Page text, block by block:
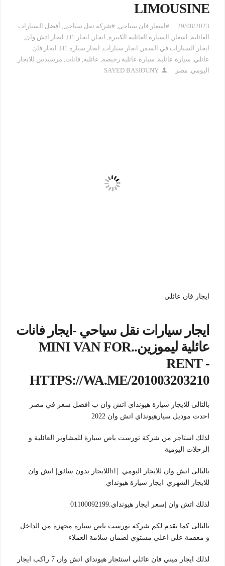
LIMOUSINE
29/08/2023 #اسعار فان سياحى #شركة نقل سياحى
أفضل السيارات
العائلية
اسعار السيارة العائلية الكبيرة ايجار ايجار H1 ايجار اتش وان
ايجار السيارات في السفر
ايجار سيارات ايجار سيارة H1
ايجار فان
عائلي سيارة عائلية سيارة عائلية رخيصة عائليه فانات مرسيدس للايجار
اليومي مصر SAYED BASIOUNY
ايجار فان عائلي
ايجار سيارات نقل سياحي -ايجار فانات
عائلية ليموزين..MINI VAN FOR
RENT -
HTTPS://WA.ME/201003203210
بالتالى للايجار سيارة هيونداي اتش وان ب افضل سعر في مصر
احدث موديل سيارهيونداي اتش وان 2022
لذلك استاجر من شركة تورست باص سيارة للمشاوير العائلية و
الرحلات اليومية
بالتالى اتش وان للايجار اليومي |h1للايجار بدون سائق| اتش وان
للايجار الشهري |ايجار سيارة هيونداي
لذلك اتش وان |سعر ايجار هيونداي.01100092199
بالتالى كما تقدم لكم شركة تورست باص سيارة مجهزة من الداخل
و معقمة علي اعلي مستوي لضمان سلامة العملاء
لذلك ايجار ميني فان عائلي استئجار هيونداي اتش وان 7 راكب ايجار